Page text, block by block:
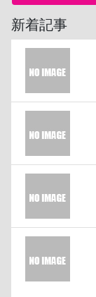
新着記事